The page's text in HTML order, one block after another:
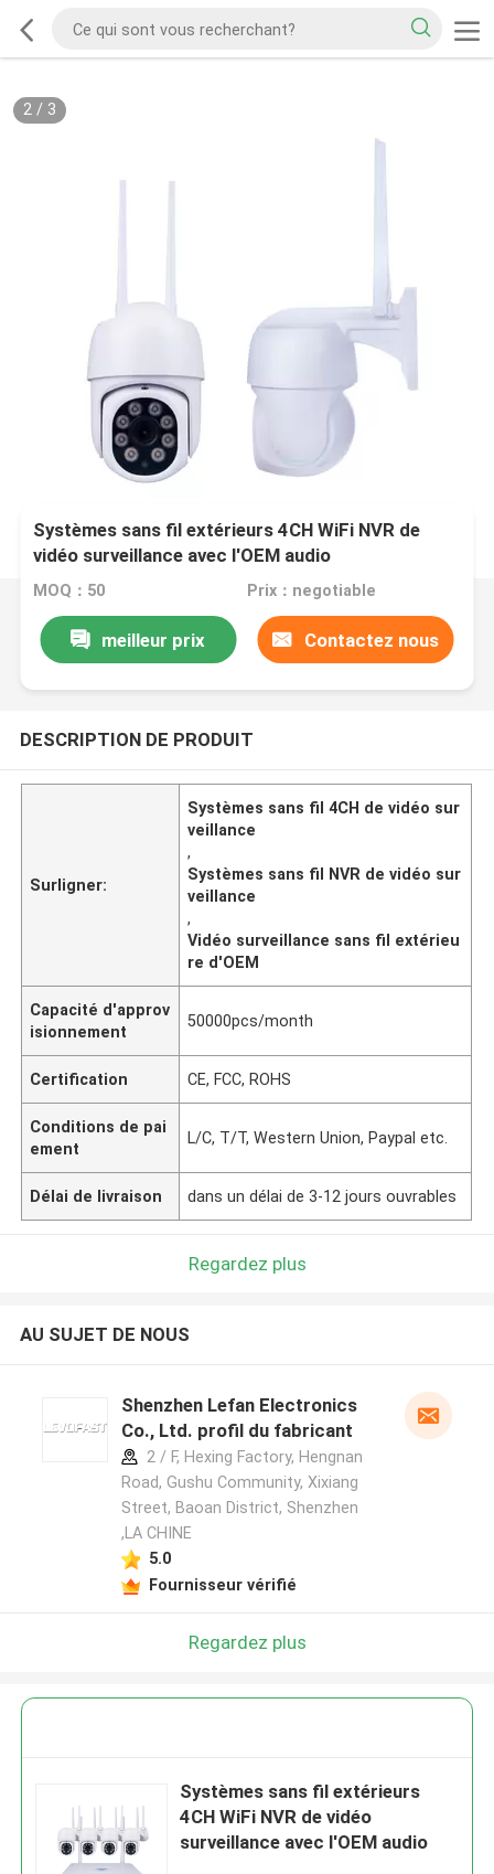
3/ 3
Systèmes sans fil extérieurs 4CH WiFi NVR de
vidéo surveillance avec l'OEM audio
MOQ：50 Prix：negotiable
meilleur prix Contactez nous
DESCRIPTION DE PRODUIT
Surligner:
Systèmes sans fil 4CH de vidéo sur
veillance
,
Systèmes sans fil NVR de vidéo sur
veillance
,
Vidéo surveillance sans fil extérieu
re d'OEM
Capacité d'approv
isionnement
50000pcs/month
Certification CE, FCC, ROHS
Conditions de pai
ement
L/C, T/T, Western Union, Paypal etc.
Délai de livraison dans un délai de 3-12 jours ouvrables
Regardez plus
AU SUJET DE NOUS
Shenzhen Lefan Electronics
Co., Ltd. profil du fabricant
2 / F, Hexing Factory, Hengnan
Road, Gushu Community, Xixiang
Street, Baoan District, Shenzhen
,LA CHINE
5.0
Fournisseur vérifié
Regardez plus
Systèmes sans fil extérieurs
4CH WiFi NVR de vidéo
surveillance avec l'OEM audio